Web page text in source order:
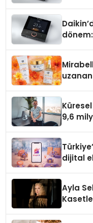
9,6
dijital
Ayla